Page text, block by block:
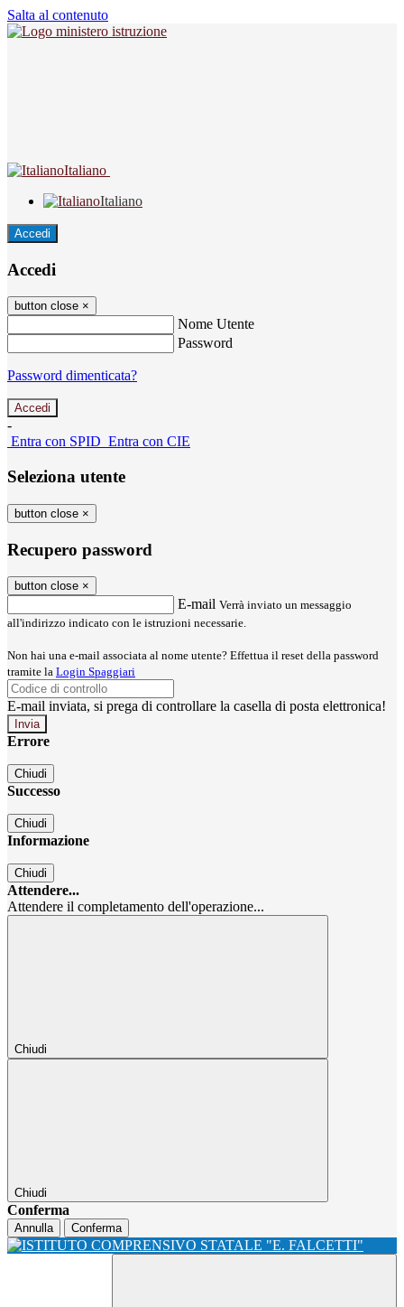
Salta al contenuto
Italiano
Italiano
Accedi
Accedi
button close ×
Nome Utente
Password
Password dimenticata?
-
Entra con SPID Entra con CIE
Seleziona utente
button close ×
Recupero password
button close ×
E-mail Verrà inviato un messaggio
all'indirizzo indicato con le istruzioni necessarie.
Non hai una e-mail associata al nome utente? Effettua il reset della password
tramite la Login Spaggiari
E-mail inviata, si prega di controllare la casella di posta elettronica!
Errore
Chiudi
Successo
Chiudi
Informazione
Chiudi
Attendere...
Attendere il completamento dell'operazione...
Chiudi
Chiudi
Conferma
Annulla Conferma